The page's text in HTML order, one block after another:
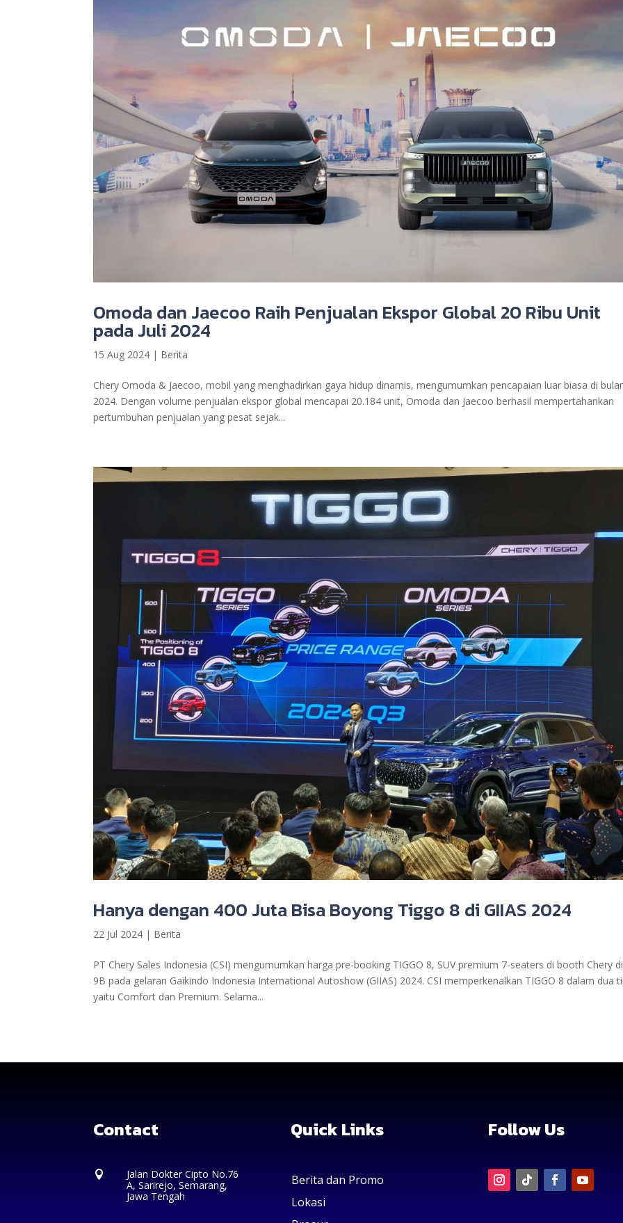
Omoda dan Jaecoo Raih Penjualan Ekspor Global 20 Ribu Unit
pada Juli 2024
15 Aug 2024 | Berita
Chery Omoda & Jaecoo, mobil yang menghadirkan gaya hidup dinamis, mengumumkan pencapaian luar biasa di
2024. Dengan volume penjualan ekspor global mencapai 20.184 unit, Omoda dan Jaecoo berhasil mempertahankan
pertumbuhan penjualan yang pesat sejak...
Hanya dengan 400 Juta Bisa Boyong Tiggo 8 di GIIAS 2024
22 Jul 2024 | Berita
PT Chery Sales Indonesia (CSI) mengumumkan harga pre-booking TIGGO 8, SUV premium 7-seaters di booth Chery
9B pada gelaran Gaikindo Indonesia International Autoshow (GIIAS) 2024. CSI memperkenalkan TIGGO 8 dalam dua
yaitu Comfort dan Premium. Selama...
Contact

Jalan Dokter Cipto No.76
A, Sarirejo, Semarang,
Jawa Tengah
Quick Links
Berita dan Promo
Lokasi
Follow Us